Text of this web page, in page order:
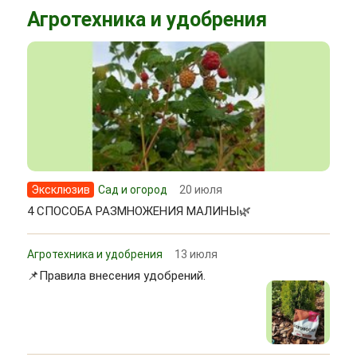
Агротехника и удобрения
Эксклюзив Сад и огород 20 июля
4 СПОСОБА РАЗМНОЖЕНИЯ МАЛИНЫ🌿
Агротехника и удобрения 13 июля
📌Правила внесения удобрений.